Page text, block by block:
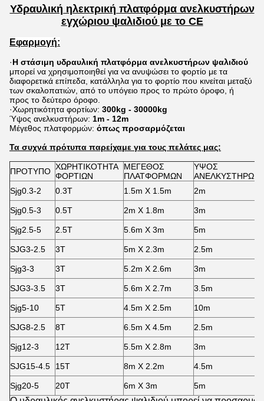
Υδραυλική ηλεκτρική πλατφόρμα ανελκυστήρων
εγχώριου ψαλιδιού με το CE
Εφαρμογή:
·Η στάσιμη υδραυλική πλατφόρμα ανελκυστήρων ψαλιδιού
μπορεί να χρησιμοποιηθεί για να ανυψώσει το φορτίο με τα
διαφορετικά επίπεδα, κατάλληλα για το φορτίο που κινείται μεταξύ
των σκαλοπατιών, από το υπόγειο προς το πρώτο όροφο, ή
προς το δεύτερο όροφο.
·Χωρητικότητα φορτίων: 300kg - 30000kg
Ύψος ανελκυστήρων: 1m - 12m
Μέγεθος πλατφορμών: όπως προσαρμόζεται
Τα συχνά πρότυπα παρείχαμε για τους πελάτες μας:
ΠΡΟΤΥΠΟ ΧΩΡΗΤΙΚΟΤΗΤΑ
ΦΟΡΤΙΩΝ
ΜΕΓΕΘΟΣ
ΠΛΑΤΦΟΡΜΩΝ
ΥΨΟΣ
ΑΝΕΛΚΥΣΤΗΡΩΝ
Sjg0.3-2
0.3T 1.5m X 1.5m 2m
Sjg0.5-3 0.5T 2m X 1.8m 3m
Sjg2.5-5 2.5T 5.6m X 3m 5m
SJG3-2.5 3T 5m X 2.3m 2.5m
Sjg3-3 3T 5.2m X 2.6m 3m
SJG3-3.5 3T 5.6m X 2.7m 3.5m
Sjg5-10 5T 4.5m X 2.5m 10m
SJG8-2.5 8T 6.5m X 4.5m 2.5m
Sjg12-3 12T 5.5m X 2.8m 3m
SJG15-4.5 15T 8m X 2.2m 4.5m
Sjg20-5 20T 6m X 3m 5m